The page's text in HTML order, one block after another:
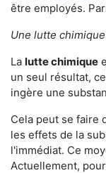
être employés.
Une lutte chimique
La lutte chimique
un seul résultat,
ingère une
Cela peut se faire
les effets de la
l'immédiat. Ce
Actuellement,